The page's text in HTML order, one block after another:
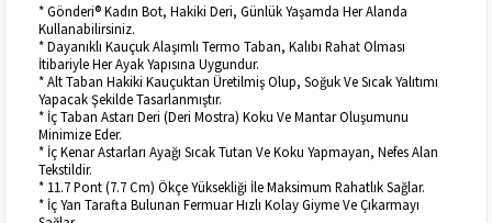
* Gönderi® Kadın Bot, Hakiki Deri, Günlük Yaşamda Her Alanda
Kullanabilirsiniz.
* Dayanıklı Kauçuk Alaşımlı Termo Taban, Kalıbı Rahat Olması
İtibariyle Her Ayak Yapısına Uygundur.
* Alt Taban Hakiki Kauçuktan Üretilmiş Olup, Soğuk Ve Sıcak Yalıtımı
Yapacak Şekilde Tasarlanmıştır.
* İç Taban Astarı Deri (Deri Mostra) Koku Ve Mantar Oluşumunu
Minimize Eder.
* İç Kenar Astarları Ayağı Sıcak Tutan Ve Koku Yapmayan, Nefes Alan
Tekstildir.
* 11.7 Pont (7.7 Cm) Ökçe Yüksekliği İle Maksimum Rahatlık Sağlar.
* İç Yan Tarafta Bulunan Fermuar Hızlı Kolay Giyme Ve Çıkarmayı